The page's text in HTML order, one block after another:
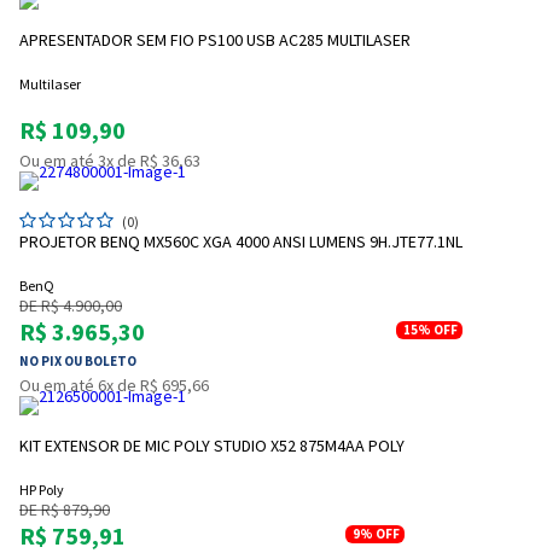
APRESENTADOR SEM FIO PS100 USB AC285 MULTILASER
Multilaser
R$ 109,90
Ou em até 3x de R$ 36,63
(0)
PROJETOR BENQ MX560C XGA 4000 ANSI LUMENS 9H.JTE77.1NL
BenQ
DE R$ 4.900,00
R$ 3.965,30
NO PIX OU BOLETO
15% OFF
Ou em até 6x de R$ 695,66
KIT EXTENSOR DE MIC POLY STUDIO X52 875M4AA POLY
HP Poly
DE R$ 879,90
R$ 759,91 9% OFF